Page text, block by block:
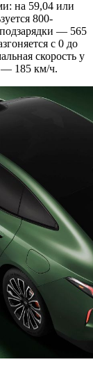
на 59,04 или
800-
— 565
с 0 до
скорость у
— 185 км/ч.